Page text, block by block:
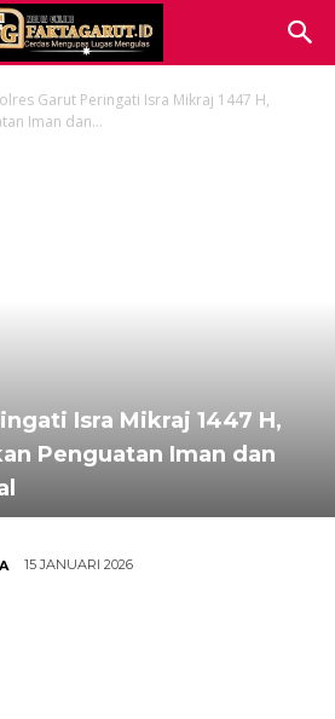
Garut Peringati Isra Mikraj 1447 H,
Iman dan...
Isra Mikraj 1447 H,
Penguatan Iman dan
15 JANUARI 2026